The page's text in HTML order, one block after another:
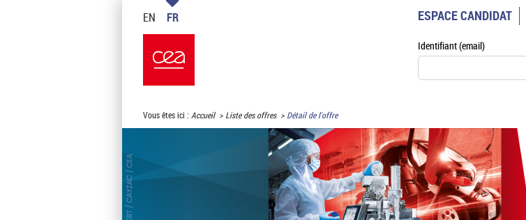
EN FR ESPACE CANDIDAT
Identifiant (email)
Vous êtes ici : Accueil Liste des offres Détail de l'offre